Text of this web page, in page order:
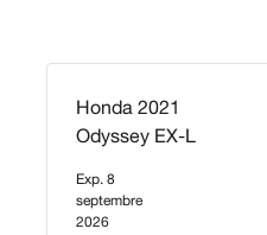
Honda 2021
Odyssey EX-L
Exp. 8
septembre
2026